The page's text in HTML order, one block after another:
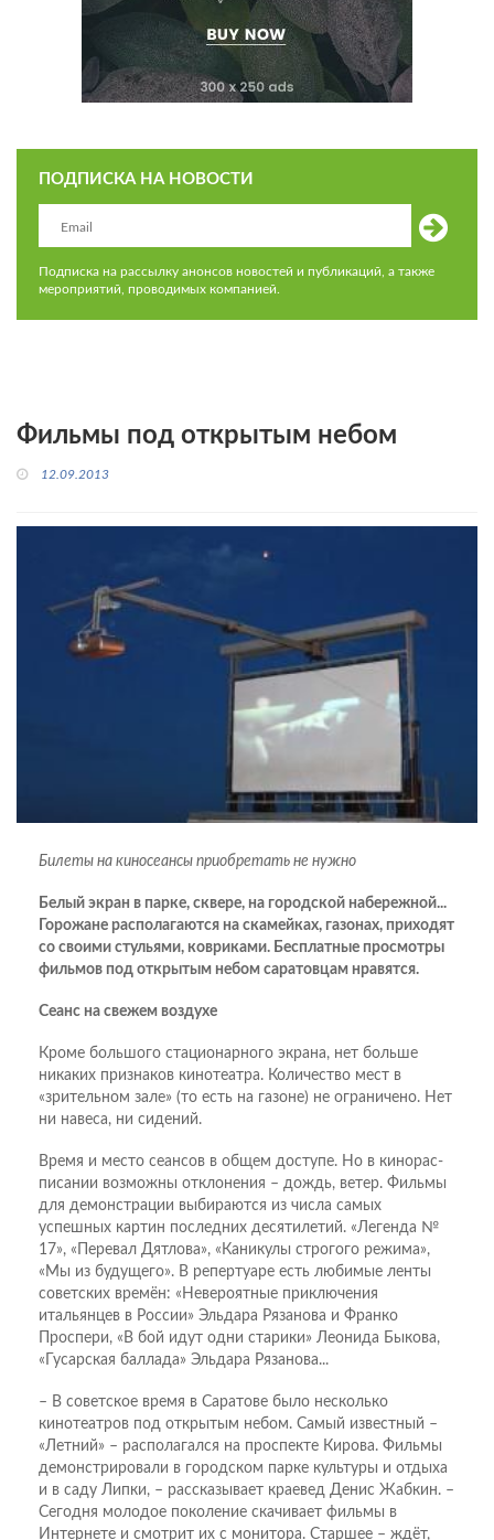
ПОДПИСКА НА НОВОСТИ
Подписка на рассылку анонсов новостей и публикаций, а также
мероприятий, проводимых компанией.
Фильмы под открытым небом
12.09.2013
Билеты на киносеансы приобретать не нужно
Белый экран в парке, сквере, на городской набережной...
Горожане располагаются на скамейках, газонах, приходят
со своими стульями, ковриками. Бесплатные просмотры
фильмов под открытым небом саратовцам нравятся.
Сеанс на свежем воздухе
Кроме большого стационарного экрана, нет больше
никаких признаков кинотеат­ра. Количество мест в
«зрительном зале» (то есть на газоне) не ограничено. Нет
ни навеса, ни сидений.
Время и место сеансов в общем доступе. Но в кинорас­
писании возможны отклонения – дождь, ветер. Фильмы
для демонстрации выбираются из числа самых
успешных картин последних десятилетий. «Легенда №
17», «Перевал Дятлова», «Каникулы строгого режима»,
«Мы из будущего». В репертуаре есть любимые ленты
советских времён: «Невероятные приключения
итальянцев в России» Эльдара Рязанова и Франко
Проспери, «В бой идут одни старики» Леонида Быкова,
«Гусарская баллада» Эльдара Рязанова...
– В советское время в Саратове было несколько
кинотеатров под открытым небом. Самый известный –
«Летний» – располагался на проспекте Кирова. Фильмы
демонстрировали в городском парке культуры и отдыха
и в саду Липки, – рассказывает краевед Денис Жабкин. –
Сегодня молодое поколение скачивает фильмы в
Интернете и смотрит их с монитора. Старшее – ждёт,